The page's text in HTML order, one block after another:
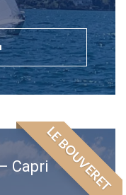
LE BOUVERET
Capri